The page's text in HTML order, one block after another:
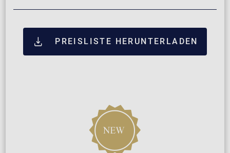
PREISLISTE HERUNTERLADEN